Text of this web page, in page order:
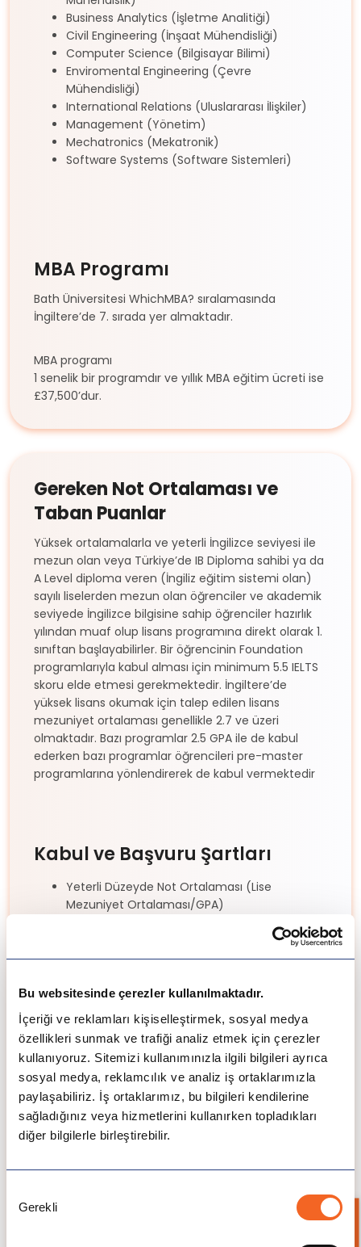
Bu websitesinde çerezler kullanılmaktadır.
İçeriği ve reklamları kişiselleştirmek, sosyal medya
özellikleri sunmak ve trafiği analiz etmek için çerezler
kullanıyoruz. Sitemizi kullanımınızla ilgili bilgileri ayrıca
sosyal medya, reklamcılık ve analiz iş ortaklarımızla
paylaşabiliriz. İş ortaklarımız, bu bilgileri kendilerine
sağladığınız veya hizmetlerini kullanırken topladıkları
diğer bilgilerle birleştirebilir.
Seçimi
Gerekli
Business Analytics (İşletme Analitiği)
Civil Engineering (İnşaat Mühendisliği)
Computer Science (Bilgisayar Bilimi)
Enviromental Engineering (Çevre
Mühendisliği)
International Relations (Uluslararası İlişkiler)
Management (Yönetim)
Mechatronics (Mekatronik)
Software Systems (Software Sistemleri)
MBA Programı
Bath Üniversitesi WhichMBA? sıralamasında
İngiltere’de 7. sırada yer almaktadır.
MBA programı
1 senelik bir programdır ve yıllık MBA eğitim ücreti ise
£37,500’dur.
Gereken Not Ortalaması ve
Taban Puanlar
Yüksek ortalamalarla ve yeterli İngilizce seviyesi ile
mezun olan veya Türkiye’de IB Diploma sahibi ya da
A Level diploma veren (İngiliz eğitim sistemi olan)
sayılı liselerden mezun olan öğrenciler ve akademik
seviyede İngilizce bilgisine sahip öğrenciler hazırlık
yılından muaf olup lisans programına direkt olarak 1.
sınıftan başlayabilirler. Bir öğrencinin Foundation
programlarıyla kabul alması için minimum 5.5 IELTS
skoru elde etmesi gerekmektedir. İngiltere’de
yüksek lisans okumak için talep edilen lisans
mezuniyet ortalaması genellikle 2.7 ve üzeri
olmaktadır. Bazı programlar 2.5 GPA ile de kabul
ederken bazı programlar öğrencileri pre-master
programlarına yönlendirerek de kabul vermektedir
Kabul ve Başvuru Şartları
Yeterli Düzeyde Not Ortalaması (Lise
Mezuniyet Ortalaması/GPA)
sınavından yeterli başarıyı göstermek (IELTS/
TOEFL/ PTE vb.) (okul şartları değişkendir)
Lisans eğitiminin alınacağı okulun belirlediği
yeterlilik sınavlarında gerekli başarıyı
göstermek ( okula özel sınavlar)
Referans Mektupları
Niyet Mektubu
CV
Pasaport